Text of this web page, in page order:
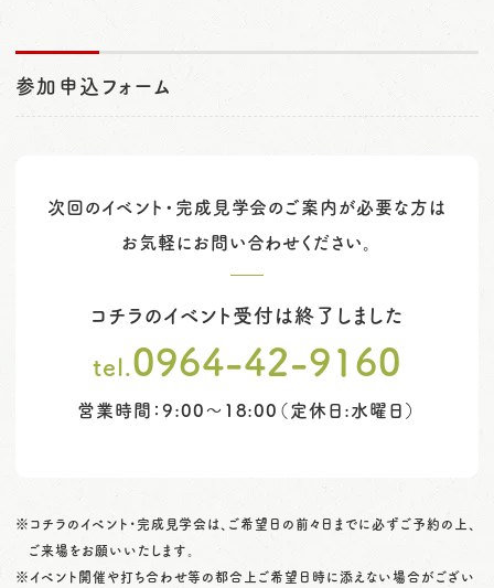
参加申込フォーム
次回のイベント・完成見学会のご案内が必要な方は
お気軽にお問い合わせください。
コチラのイベント受付は終了しました
tel.0964-42-9160
営業時間：9:00～18:00（定休日:水曜日）
※コチラのイベント・完成見学会は、ご希望日の前々日までに必ずご予約の上、
ご来場をお願いいたします。
※イベント開催や打ち合わせ等の都合上ご希望日時に添えない場合がござい